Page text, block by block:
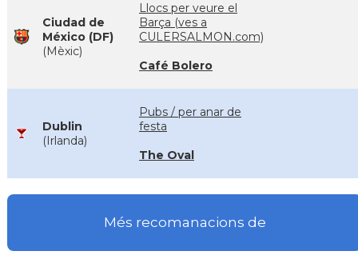
Ciudad de
México (DF)
(Mèxic)
Llocs per veure el
Barça (ves a
CULERSALMON.com)
Café Bolero
Dublin
(Irlanda)
Pubs / per anar de
festa
The Oval
Més recomanacions de